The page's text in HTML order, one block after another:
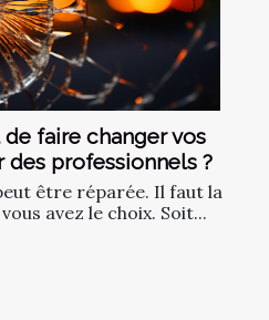
faire changer vos
des professionnels ?
être réparée. Il faut la
avez le choix. Soit...